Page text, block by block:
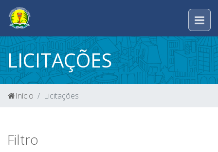
LICITAÇÕES
Início Licitações
Filtro